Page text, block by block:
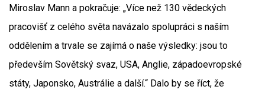
Miroslav Mann a pokračuje: „Více než 130 vědeckých
pracovišť z celého světa navázalo spolupráci s naším
oddělením a trvale se zajímá o naše výsledky: jsou to
především Sovětský svaz, USA, Anglie, západoevropské
státy, Japonsko, Austrálie a další.“ Dalo by se říct, že